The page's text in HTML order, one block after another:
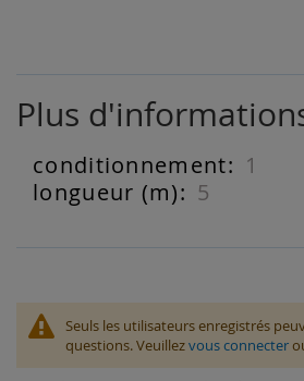
Plus
Plus
d'informations
1
5
Seuls les utilisateurs enregistrés
questions. Veuillezvous connecter